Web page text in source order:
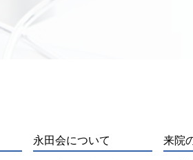
永田会について 来院